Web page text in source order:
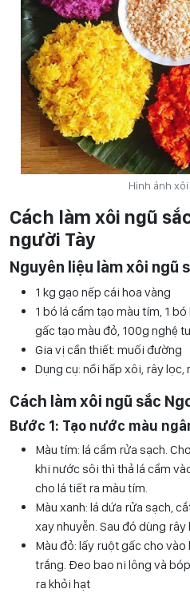
Hình ảnh
Cách làm xôi ngũ
người Tày
Nguyên liệu làm xôi ngũ
1 kg gạo nếp cái hoa vàng
1 bó lá cẩm tạo màu tím, 1
gấc tạo màu đỏ, 100g nghệ
Gia vị cần thiết: muối đường
Dụng cụ: nồi hấp xôi, rây lọc,
Cách làm xôi ngũ sắc
Bước 1: Tạo nước màu
Màu tím: lá cẩm rửa sạch.
khi nước sôi thì thả lá cẩm
cho lá tiết ra màu tím.
Màu xanh: lá dứa rửa sạch,
xay nhuyễn. Sau đó dùng
Màu đỏ: lấy ruột gấc cho
trắng. Đeo bao ni lông và
ra khỏi hạt